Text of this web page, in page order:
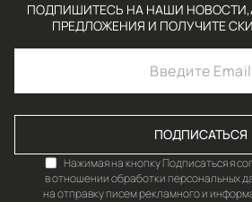
ПОДПИШИТЕСЬ НА НАШИ
ПРЕДЛОЖЕНИЯ И ПОЛУЧИТЕ
ПОДПИСАТЬСЯ
Нажимая на кнопку Подписаться я
в отношении обработки персональных
на отправку писем рекламного и